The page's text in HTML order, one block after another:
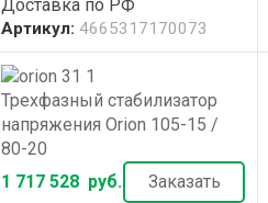
Доставка по РФ
Артикул: 4665317170073
Трехфазный стабилизатор
напряжения Orion 105-15 /
80-20
1 717 528 руб.
Заказать